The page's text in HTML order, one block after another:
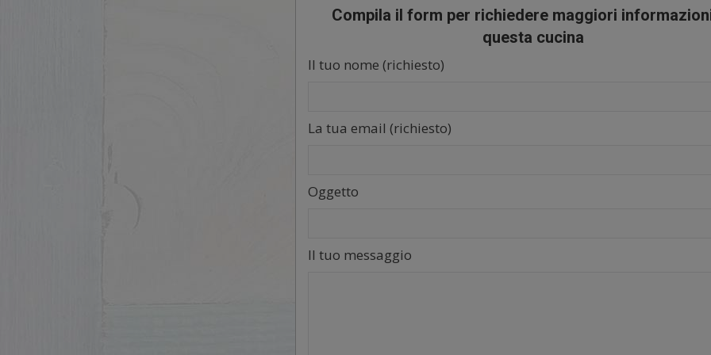
Compila il form per richiedere maggiori
questa cucina
Il tuo nome (richiesto)
La tua email (richiesto)
Oggetto
Il tuo messaggio